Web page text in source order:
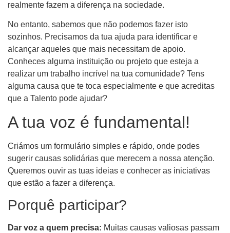
realmente fazem a diferença na sociedade.
No entanto, sabemos que não podemos fazer isto
sozinhos. Precisamos da tua ajuda para identificar e
alcançar aqueles que mais necessitam de apoio.
Conheces alguma instituição ou projeto que esteja a
realizar um trabalho incrível na tua comunidade? Tens
alguma causa que te toca especialmente e que acreditas
que a Talento pode ajudar?
A tua voz é fundamental!
Criámos um formulário simples e rápido, onde podes
sugerir causas solidárias que merecem a nossa atenção.
Queremos ouvir as tuas ideias e conhecer as iniciativas
que estão a fazer a diferença.
Porquê participar?
Dar voz a quem precisa: Muitas causas valiosas passam